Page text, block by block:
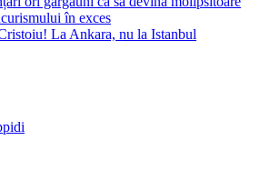
în exces
La Ankara, nu la Istanbul